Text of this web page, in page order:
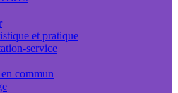
et pratique
service
commun